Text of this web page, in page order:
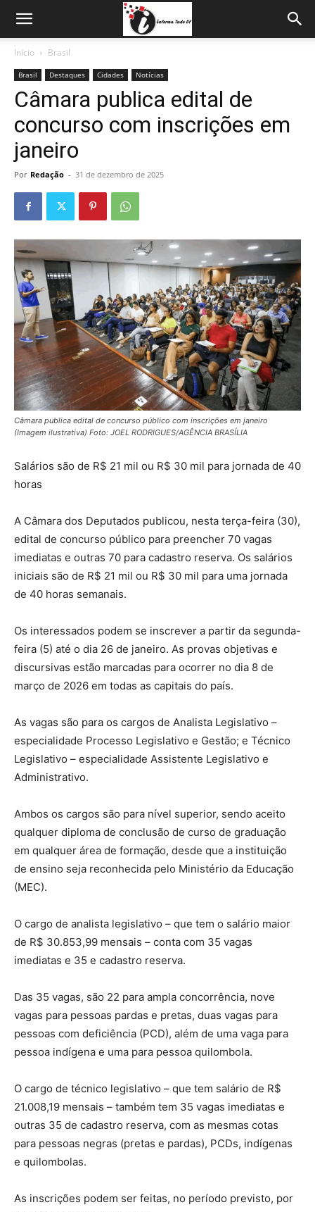
Início Brasil
Brasil Destaques Cidades Notícias
Câmara publica edital de
concurso com inscrições em
janeiro
Por Redação - 31 de dezembro de 2025
Câmara publica edital de concurso público com inscrições em janeiro
(Imagem ilustrativa) Foto: JOEL RODRIGUES/AGÊNCIA BRASÍLIA
Salários são de R$ 21 mil ou R$ 30 mil para jornada de 40
horas
A Câmara dos Deputados publicou, nesta terça-feira (30),
edital de concurso público para preencher 70 vagas
imediatas e outras 70 para cadastro reserva. Os salários
iniciais são de R$ 21 mil ou R$ 30 mil para uma jornada
de 40 horas semanais.
Os interessados podem se inscrever a partir da segunda-
feira (5) até o dia 26 de janeiro. As provas objetivas e
discursivas estão marcadas para ocorrer no dia 8 de
março de 2026 em todas as capitais do país.
As vagas são para os cargos de Analista Legislativo –
especialidade Processo Legislativo e Gestão; e Técnico
Legislativo – especialidade Assistente Legislativo e
Administrativo.
Ambos os cargos são para nível superior, sendo aceito
qualquer diploma de conclusão de curso de graduação
em qualquer área de formação, desde que a instituição
de ensino seja reconhecida pelo Ministério da Educação
(MEC).
O cargo de analista legislativo – que tem o salário maior
de R$ 30.853,99 mensais – conta com 35 vagas
imediatas e 35 e cadastro reserva.
Das 35 vagas, são 22 para ampla concorrência, nove
vagas para pessoas pardas e pretas, duas vagas para
pessoas com deficiência (PCD), além de uma vaga para
pessoa indígena e uma para pessoa quilombola.
O cargo de técnico legislativo – que tem salário de R$
21.008,19 mensais – também tem 35 vagas imediatas e
outras 35 de cadastro reserva, com as mesmas cotas
para pessoas negras (pretas e pardas), PCDs, indígenas
e quilombolas.
As inscrições podem ser feitas, no período previsto, por